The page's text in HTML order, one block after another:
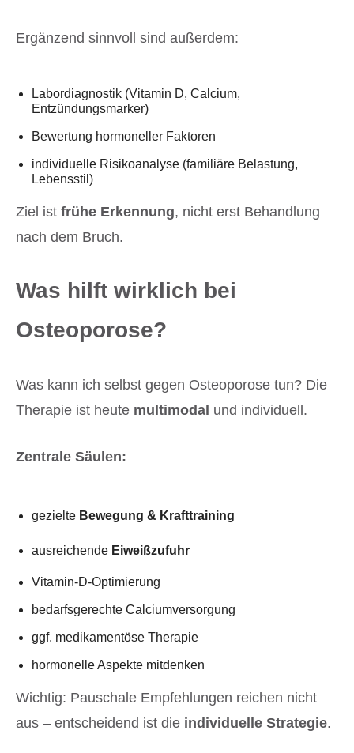
Ergänzend sinnvoll sind außerdem:
Labordiagnostik (Vitamin D, Calcium,
Entzündungsmarker)
Bewertung hormoneller Faktoren
individuelle Risikoanalyse (familiäre Belastung,
Lebensstil)
Ziel ist frühe Erkennung, nicht erst Behandlung
nach dem Bruch.
Was hilft wirklich bei
Osteoporose?
Was kann ich selbst gegen Osteoporose tun? Die
Therapie ist heute multimodal und individuell.
Zentrale Säulen:
gezielte Bewegung & Krafttraining
ausreichende Eiweißzufuhr
Vitamin-D-Optimierung
bedarfsgerechte Calciumversorgung
ggf. medikamentöse Therapie
hormonelle Aspekte mitdenken
Wichtig: Pauschale Empfehlungen reichen nicht
aus – entscheidend ist die individuelle Strategie.